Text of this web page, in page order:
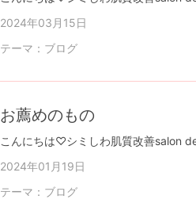
2024年03月15日
テーマ： ブログ
お薦めのもの
2024年01月19日
テーマ： ブログ